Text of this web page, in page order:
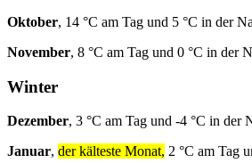
Oktober, 14 °C am Tag und 5 °C in der
November, 8 °C am Tag und 0 °C in der
Winter
Dezember, 3 °C am Tag und -4 °C in der
Januar, der kälteste Monat, 2 °C am Tag